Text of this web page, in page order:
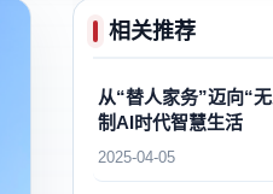
相关推荐
从“替人家务”迈向“
制AI时代智慧生活
2025-04-05